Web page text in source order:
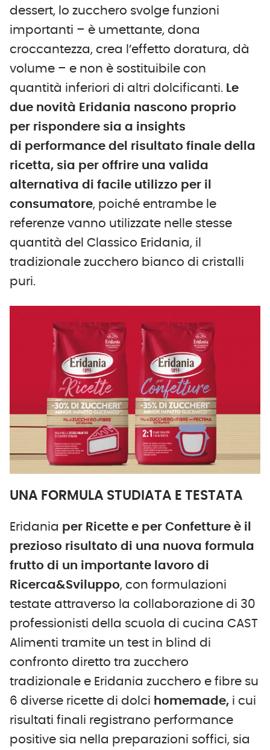
dessert, lo zucchero svolge funzioni
importanti – è umettante, dona
croccantezza, crea l’effetto doratura, dà
volume – e non è sostituibile con
quantità inferiori di altri dolcificanti. Le
due novità Eridania nascono proprio
per rispondere sia a insights
di performance del risultato finale della
ricetta, sia per offrire una valida
alternativa di facile utilizzo per il
consumatore, poiché entrambe le
referenze vanno utilizzate nelle stesse
quantità del Classico Eridania, il
tradizionale zucchero bianco di cristalli
puri.
UNA FORMULA STUDIATA E TESTATA
Eridania per Ricette e per Confetture è il
prezioso risultato di una nuova formula
frutto di un importante lavoro di
Ricerca&Sviluppo, con formulazioni
testate attraverso la collaborazione di 30
professionisti della scuola di cucina CAST
Alimenti tramite un test in blind di
confronto diretto tra zucchero
tradizionale e Eridania zucchero e fibre su
6 diverse ricette di dolci homemade, i cui
risultati finali registrano performance
positive sia nella preparazioni soffici, sia